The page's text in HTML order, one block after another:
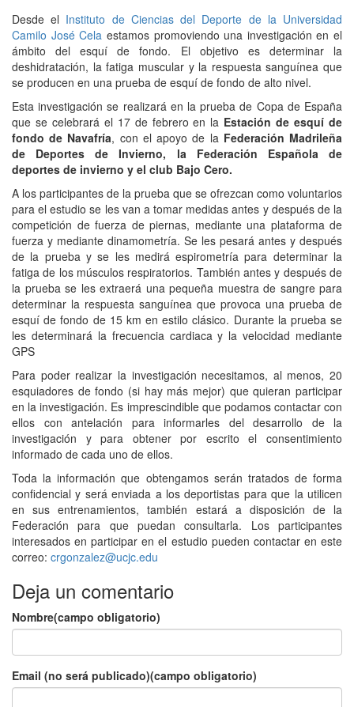
Desde el Instituto de Ciencias del Deporte de la Universidad
Camilo José Cela estamos promoviendo una investigación en el
ámbito del esquí de fondo. El objetivo es determinar la
deshidratación, la fatiga muscular y la respuesta sanguínea que
se producen en una prueba de esquí de fondo de alto nivel.
Esta investigación se realizará en la prueba de Copa de España
que se celebrará el 17 de febrero en la Estación de esquí de
fondo de Navafría, con el apoyo de la Federación Madrileña
de Deportes de Invierno, la Federación Española de
deportes de invierno y el club Bajo Cero.
A los participantes de la prueba que se ofrezcan como voluntarios
para el estudio se les van a tomar medidas antes y después de la
competición de fuerza de piernas, mediante una plataforma de
fuerza y mediante dinamometría. Se les pesará antes y después
de la prueba y se les medirá espirometría para determinar la
fatiga de los músculos respiratorios. También antes y después de
la prueba se les extraerá una pequeña muestra de sangre para
determinar la respuesta sanguínea que provoca una prueba de
esquí de fondo de 15 km en estilo clásico. Durante la prueba se
les determinará la frecuencia cardiaca y la velocidad mediante
GPS
Para poder realizar la investigación necesitamos, al menos, 20
esquiadores de fondo (si hay más mejor) que quieran participar
en la investigación. Es imprescindible que podamos contactar con
ellos con antelación para informarles del desarrollo de la
investigación y para obtener por escrito el consentimiento
informado de cada uno de ellos.
Toda la información que obtengamos serán tratados de forma
confidencial y será enviada a los deportistas para que la utilicen
en sus entrenamientos, también estará a disposición de la
Federación para que puedan consultarla. Los participantes
interesados en participar en el estudio pueden contactar en este
correo: crgonzalez@ucjc.edu
Deja un comentario
Nombre(campo obligatorio)
Email (no será publicado)(campo obligatorio)